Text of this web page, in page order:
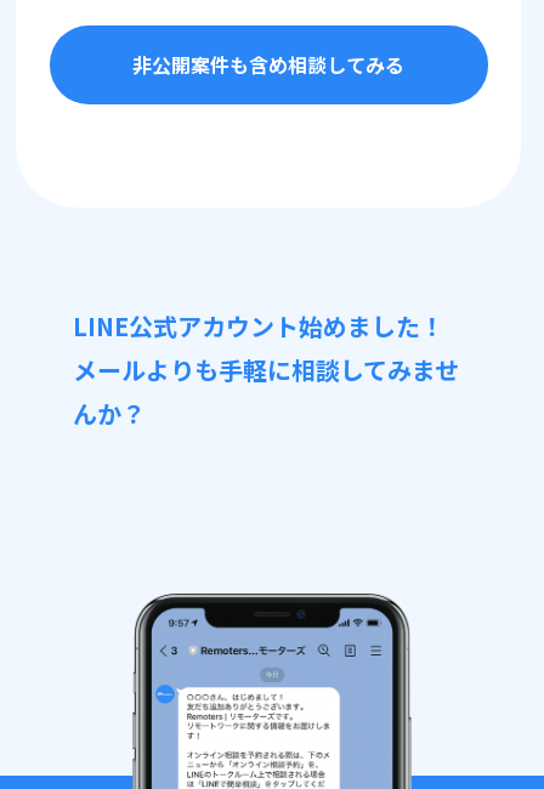
非公開案件も含め相談してみる
LINE公式アカウント始めました！
メールよりも手軽に相談してみませ
んか？